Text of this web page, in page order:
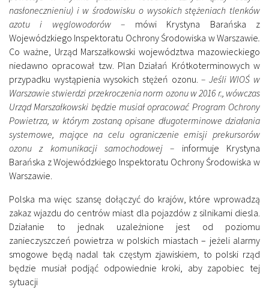
nasłonecznieniu) i w środowisku o wysokich stężeniach tlenków
azotu i węglowodorów – mówi Krystyna Barańska z
Wojewódzkiego Inspektoratu Ochrony Środowiska w Warszawie.
Co ważne, Urząd Marszałkowski województwa mazowieckiego
niedawno opracował tzw. Plan Działań Krótkoterminowych w
przypadku wystąpienia wysokich stężeń ozonu. – Jeśli WIOŚ w
Warszawie stwierdzi przekroczenia norm ozonu w 2016 r., wówczas
Urząd Marszałkowski będzie musiał opracować Program Ochrony
Powietrza, w którym zostaną opisane długoterminowe działania
systemowe, mające na celu ograniczenie emisji prekursorów
ozonu z komunikacji samochodowej – informuje Krystyna
Barańska z Wojewódzkiego Inspektoratu Ochrony Środowiska w
Warszawie.
Polska ma więc szansę dołączyć do krajów, które wprowadzą
zakaz wjazdu do centrów miast dla pojazdów z silnikami diesla.
Działanie to jednak uzależnione jest od poziomu
zanieczyszczeń powietrza w polskich miastach – jeżeli alarmy
smogowe będą nadal tak częstym zjawiskiem, to polski rząd
będzie musiał podjąć odpowiednie kroki, aby zapobiec tej
sytuacji